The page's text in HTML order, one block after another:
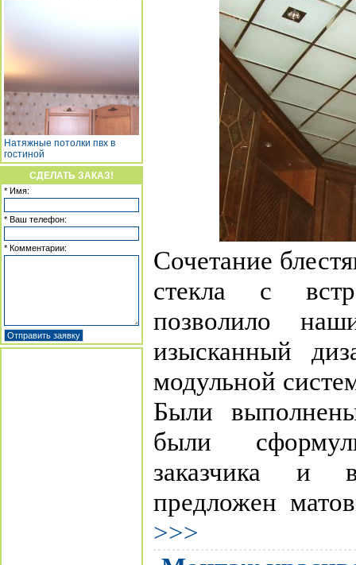
Натяжные потолки пвх в
гостиной
СДЕЛАТЬ ЗАКАЗ!
* Имя:
* Ваш телефон:
* Комментарии:
Сочетание
стекла с
позволило
изысканный
модульной
Были
были
заказчика и
предложен
>>>